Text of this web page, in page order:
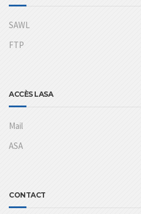
SAWL
FTP
ACCÈS LASA
Mail
ASA
CONTACT